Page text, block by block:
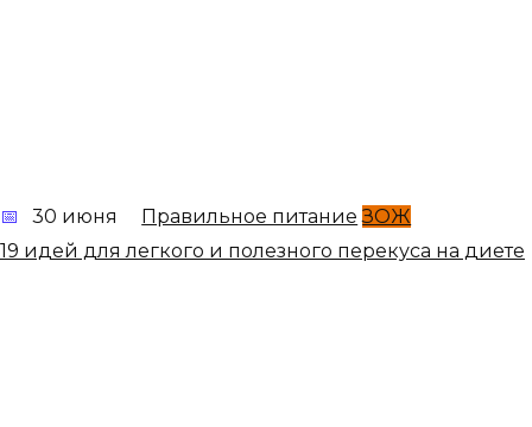
30 июня Правильное питание ЗОЖ
19 идей для легкого и полезного перекуса на диете